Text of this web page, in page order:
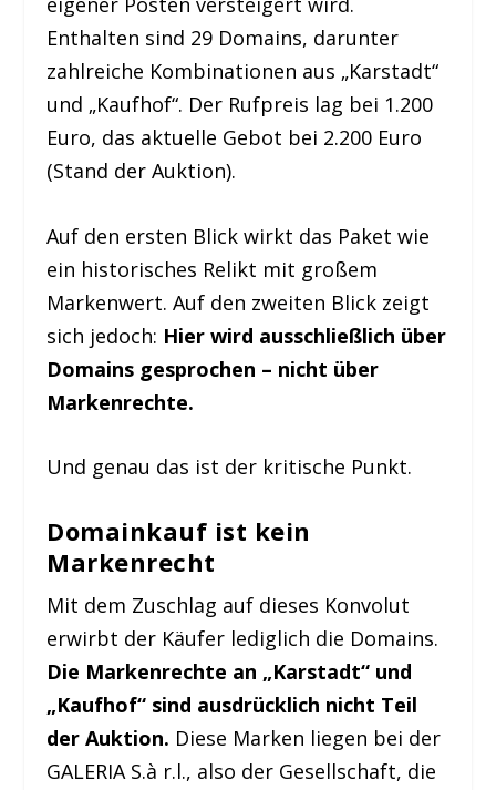
Enthalten sind 29 Domains, darunter
zahlreiche Kombinationen aus „Karstadt“
und „Kaufhof“. Der Rufpreis lag bei 1.200
Euro, das aktuelle Gebot bei 2.200 Euro
(Stand der Auktion).
Auf den ersten Blick wirkt das Paket wie
ein historisches Relikt mit großem
Markenwert. Auf den zweiten Blick zeigt
sich jedoch: Hier wird ausschließlich über
Domains gesprochen – nicht über
Markenrechte.
Und genau das ist der kritische Punkt.
Domainkauf ist kein
Markenrecht
Mit dem Zuschlag auf dieses Konvolut
erwirbt der Käufer lediglich die Domains.
Die Markenrechte an „Karstadt“ und
„Kaufhof“ sind ausdrücklich nicht Teil
der Auktion. Diese Marken liegen bei der
GALERIA S.à r.l., also der Gesellschaft, die